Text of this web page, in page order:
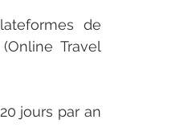
de
Travel
jours par an